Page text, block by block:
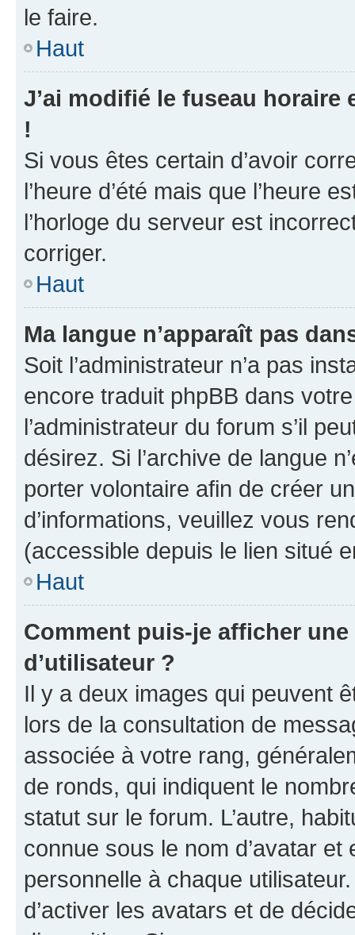
le faire.
Haut
J’ai modifié le fuseau horaire
!
Si vous êtes certain d’avoir
l’heure d’été mais que l’heure
l’horloge du serveur est
corriger.
Haut
Ma langue n’apparaît pas
Soit l’administrateur n’a pas
encore traduit phpBB dans
l’administrateur du forum s’il
désirez. Si l’archive de langue
porter volontaire afin de créer
d’informations, veuillez vous
(accessible depuis le lien situé
Haut
Comment puis-je afficher
d’utilisateur ?
Il y a deux images qui peuvent
lors de la consultation de
associée à votre rang,
de ronds, qui indiquent le
statut sur le forum. L’autre,
connue sous le nom d’avatar
personnelle à chaque
d’activer les avatars et de